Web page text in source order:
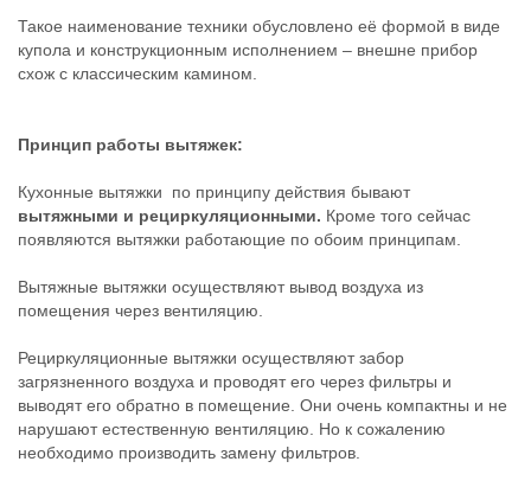
Такое наименование техники обусловлено её формой в виде
купола и конструкционным исполнением – внешне прибор
схож с классическим камином.
Принцип работы вытяжек:
Кухонные вытяжки по принципу действия бывают
вытяжными и рециркуляционными. Кроме того сейчас
появляются вытяжки работающие по обоим принципам.
Вытяжные вытяжки осуществляют вывод воздуха из
помещения через вентиляцию.
Рециркуляционные вытяжки осуществляют забор
загрязненного воздуха и проводят его через фильтры и
выводят его обратно в помещение. Они очень компактны и не
нарушают естественную вентиляцию. Но к сожалению
необходимо производить замену фильтров.